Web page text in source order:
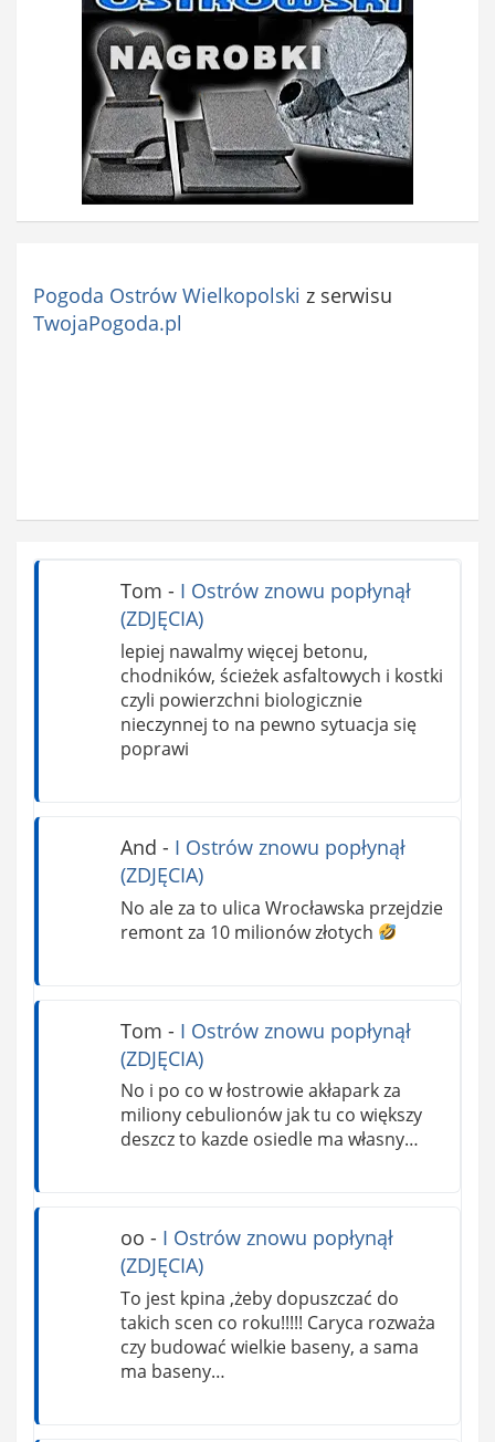
Pogoda Ostrów Wielkopolski z serwisu
TwojaPogoda.pl
Tom - I Ostrów znowu popłynął
(ZDJĘCIA)
lepiej nawalmy więcej betonu,
chodników, ścieżek asfaltowych i kostki
czyli powierzchni biologicznie
nieczynnej to na pewno sytuacja się
poprawi
And - I Ostrów znowu popłynął
(ZDJĘCIA)
No ale za to ulica Wrocławska przejdzie
remont za 10 milionów złotych
Tom - I Ostrów znowu popłynął
(ZDJĘCIA)
No i po co w łostrowie akłapark za
miliony cebulionów jak tu co większy
deszcz to kazde osiedle ma własny…
oo - I Ostrów znowu popłynął
(ZDJĘCIA)
To jest kpina ,żeby dopuszczać do
takich scen co roku!!!!! Caryca rozważa
czy budować wielkie baseny, a sama
ma baseny…